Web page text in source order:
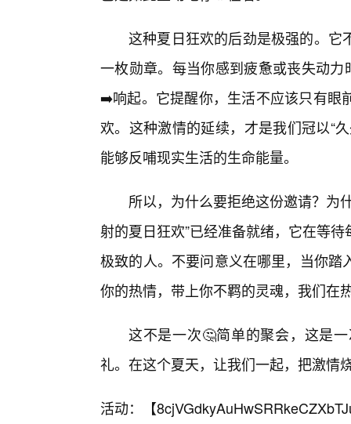
这种夏日狂欢的后劲是极强的。它
一枚勋章。每当你感到疲惫或丧失动
➡️响起。它提醒你，生活不应该只有眼
欢。这种激情的延续，才是我们冠以“
能够反哺现实生活的生命能量。
所以，为什么要拒绝这份邀请？为
射的夏日狂欢”已经准备就绪，它在等
极致的人。不要问意义在哪里，当你
你的热情，带上你不羁的灵魂，我们在
这不是一次🤔简单的聚会，这是
礼。在这个夏天，让我们一起，把激情
活动：【